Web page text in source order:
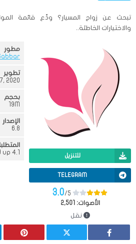
تبحث عن زواج المسيار؟ ودِّع قائمة
والاختيارات الخاطئة..
للتنزيل
TELEGRAM
3.0/5
الأصوات:
2,501
نقل
مطور
تطوير
2020
بحجم
19M
الإصدار
6.8
4.1 and up